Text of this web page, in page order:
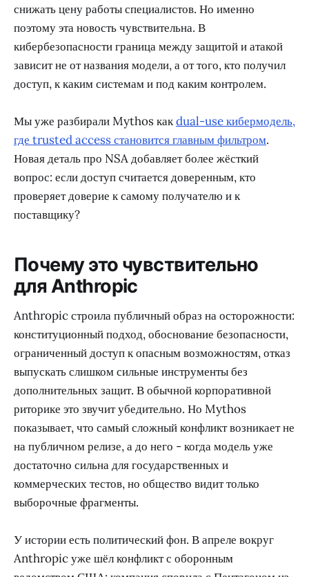
снижать цену работы специалистов. Но именно
поэтому эта новость чувствительна. В
кибербезопасности граница между защитой и атакой
зависит не от названия модели, а от того, кто получил
доступ, к каким системам и под каким контролем.
Мы уже разбирали Mythos какdual-use кибермодель,
где trusted access становится главным фильтром.
Новая деталь про NSA добавляет более жёсткий
вопрос: если доступ считается доверенным, кто
проверяет доверие к самому получателю и к
поставщику?
Почему это чувствительно
для Anthropic
Anthropic строила публичный образ на осторожности:
конституционный подход, обоснование безопасности,
ограниченный доступ к опасным возможностям, отказ
выпускать слишком сильные инструменты без
дополнительных защит. В обычной корпоративной
риторике это звучит убедительно. Но Mythos
показывает, что самый сложный конфликт возникает не
на публичном релизе, а до него - когда модель уже
достаточно сильна для государственных и
коммерческих тестов, но общество видит только
выборочные фрагменты.
У истории есть политический фон. В апреле вокруг
Anthropic уже шёл конфликт с оборонным